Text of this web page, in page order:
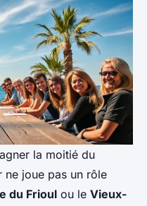
la moitié du
joue pas un rôle
du Frioul ou le Vieux-